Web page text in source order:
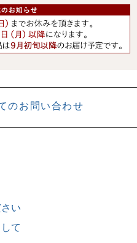
のお問い合わせ
い
て